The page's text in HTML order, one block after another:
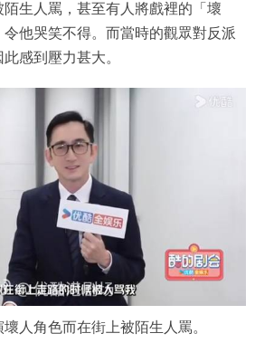
生人罵，甚至有人將戲裡的「壞
令他哭笑不得。而當時的觀眾對反派
感到壓力甚大。
人角色而在街上被陌生人罵。